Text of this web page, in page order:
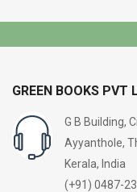
GREEN BOOKS PVT
G B Building,
Ayyanthole,
Kerala, India
(+91) 0487-